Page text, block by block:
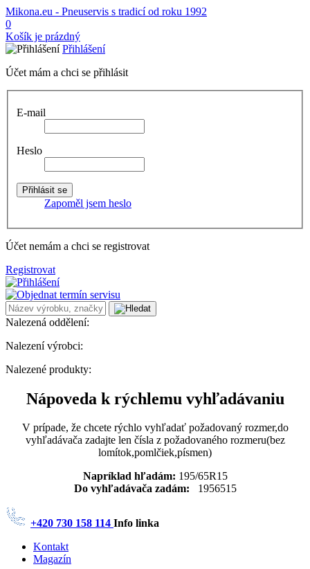
Mikona.eu - Pneuservis s tradicí od roku 1992
0
Košík je prázdný
Přihlášení
Účet mám a chci se přihlásit
E-mail
Heslo
Zapoměl jsem heslo
Účet nemám a chci se registrovat
Registrovat
Nalezená oddělení:
Nalezení výrobci:
Nalezené produkty:
Nápoveda k rýchlemu vyhľadávaniu
V prípade, že chcete rýchlo vyhľadať požadovaný rozmer,do
vyhľadávača zadajte len čísla z požadovaného rozmeru(bez
lomítok,pomlčiek,písmen)
Napríklad hľadám: 195/65R15
Do vyhľadávača zadám: 1956515
+420 730 158 114 Info linka
Kontakt
Magazín